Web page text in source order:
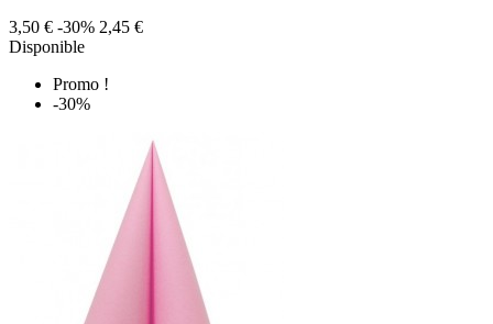
3,50 € -30% 2,45 €
Disponible
Promo !
-30%